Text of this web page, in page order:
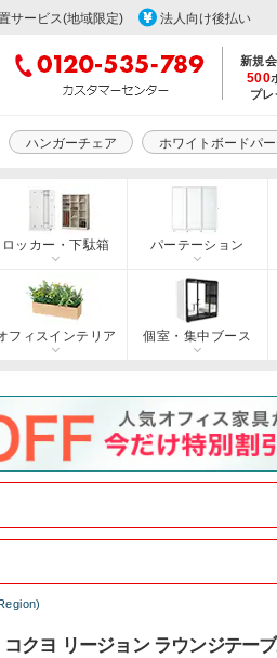
サービス(地域限定) 法人向け後払い
新規
500
プ
ハンガーチェア ホワイトボードパ
ロッカー・下駄箱 パーテーション
フィスインテリア 個室・集中ブース
コクヨ リージョン ラウンジテー